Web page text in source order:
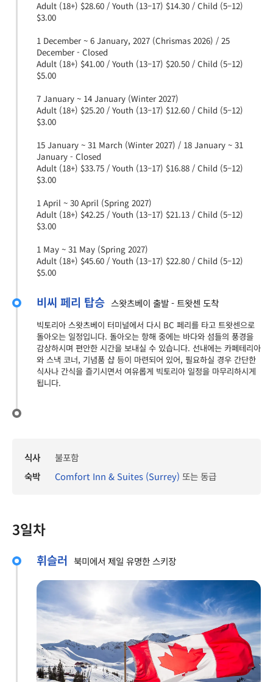
Adult (18+) $28.60 / Youth (13–17) $14.30 / Child (5–12)
$3.00
1 December ~ 6 January, 2027 (Chrismas 2026) / 25
December - Closed
Adult (18+) $41.00 / Youth (13–17) $20.50 / Child (5–12)
$5.00
7 January ~ 14 January (Winter 2027)
Adult (18+) $25.20 / Youth (13–17) $12.60 / Child (5–12)
$3.00
15 January ~ 31 March (Winter 2027) / 18 January ~ 31
January - Closed
Adult (18+) $33.75 / Youth (13–17) $16.88 / Child (5–12)
$3.00
1 April ~ 30 April (Spring 2027)
Adult (18+) $42.25 / Youth (13–17) $21.13 / Child (5–12)
$3.00
1 May ~ 31 May (Spring 2027)
Adult (18+) $45.60 / Youth (13–17) $22.80 / Child (5–12)
$5.00
비씨 페리 탑승 스왓츠베이 출발 - 트왓센 도착
빅토리아 스왓츠베이 터미널에서 다시 BC 페리를 타고 트왓센으로
돌아오는 일정입니다. 돌아오는 항해 중에는 바다와 섬들의 풍경을
감상하시며 편안한 시간을 보내실 수 있습니다. 선내에는 카페테리아
와 스낵 코너, 기념품 샵 등이 마련되어 있어, 필요하실 경우 간단한
식사나 간식을 즐기시면서 여유롭게 빅토리아 일정을 마무리하시게
됩니다.
식사
불포함
숙박
Comfort Inn & Suites (Surrey) 또는 동급
3일차
휘슬러 북미에서 제일 유명한 스키장